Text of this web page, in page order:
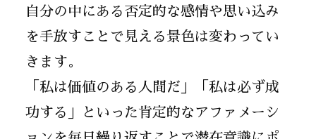
自分の中にある否定的な感情や思い込み
を手放すことで見える景色は変わってい
きます。
「私は価値のある人間だ」「私は必ず成
功する」といった肯定的なアファメーシ